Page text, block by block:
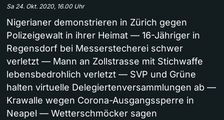
Sa 24. Okt. 2020, 16.00 Uhr
Nigerianer demonstrieren in Zürich gegen
Polizeigewalt in ihrer Heimat — 16-Jähriger in
Regensdorf bei Messerstecherei schwer
verletzt — Mann an Zollstrasse mit Stichwaffe
lebensbedrohlich verletzt — SVP und Grüne
halten virtuelle Delegiertenversammlungen ab —
Krawalle wegen Corona-Ausgangssperre in
Neapel — Wetterschmöcker sagen